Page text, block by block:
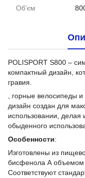
Об'єм
POLISPORT S800 –
компактный дизайн,
гравия.
, горные велосипеды
дизайн создан для
использовании,
обыденного
Особенности:
Изготовлены из
бисфенола А объемом
Соответствуют